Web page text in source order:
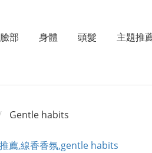
臉部 身體 頭髮 主題推
Gentle habits